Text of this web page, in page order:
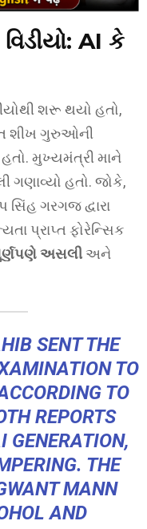
AI કે
શરૂ થયો હતો,
શીખ ગુરુઓની
હતો. મુખ્યમંત્રી માને
ગણાવ્યો હતો. જોકે,
સિંહ ગરગજ દ્વારા
પ્રાપ્ત ફોરેન્સિક
અસલી અને
SENT THE
TO
TO
REPORTS
GENERATION,
THE
MANN
AND